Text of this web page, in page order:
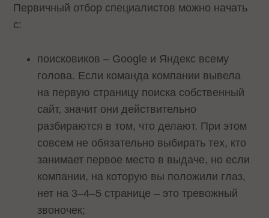
Первичный отбор специалистов можно начать
с:
поисковиков – Google и Яндекс всему
голова. Если команда компании вывела
на первую страницу поиска собственный
сайт, значит они действительно
разбираются в том, что делают. При этом
совсем не обязательно выбирать тех, кто
занимает первое место в выдаче, но если
компании, на которую вы положили глаз,
нет на 3–4–5 странице – это тревожный
звоночек;